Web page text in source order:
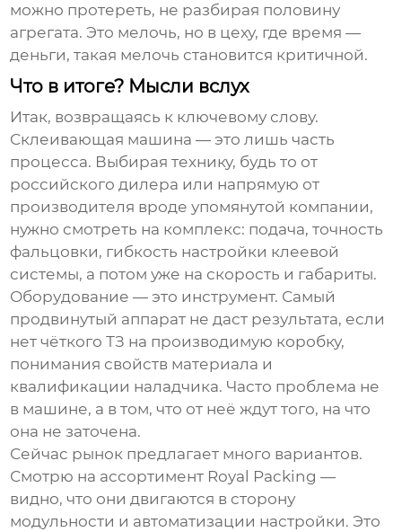
можно протереть, не разбирая половину
агрегата. Это мелочь, но в цеху, где время —
деньги, такая мелочь становится критичной.
Что в итоге? Мысли вслух
Итак, возвращаясь к ключевому слову.
Склеивающая машина — это лишь часть
процесса. Выбирая технику, будь то от
российского дилера или напрямую от
производителя вроде упомянутой компании,
нужно смотреть на комплекс: подача, точность
фальцовки, гибкость настройки клеевой
системы, а потом уже на скорость и габариты.
Оборудование — это инструмент. Самый
продвинутый аппарат не даст результата, если
нет чёткого ТЗ на производимую коробку,
понимания свойств материала и
квалификации наладчика. Часто проблема не
в машине, а в том, что от неё ждут того, на что
она не заточена.
Сейчас рынок предлагает много вариантов.
Смотрю на ассортимент Royal Packing —
видно, что они двигаются в сторону
модульности и автоматизации настройки. Это